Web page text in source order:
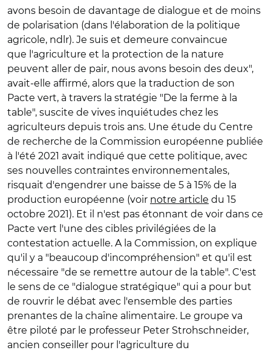
avons besoin de davantage de dialogue et de moins
de polarisation (dans l'élaboration de la politique
agricole, ndlr). Je suis et demeure convaincue
que l'agriculture et la protection de la nature
peuvent aller de pair, nous avons besoin des deux",
avait-elle affirmé, alors que la traduction de son
Pacte vert, à travers la stratégie "De la ferme à la
table", suscite de vives inquiétudes chez les
agriculteurs depuis trois ans. Une étude du Centre
de recherche de la Commission européenne publiée
à l'été 2021 avait indiqué que cette politique, avec
ses nouvelles contraintes environnementales,
risquait d'engendrer une baisse de 5 à 15% de la
production européenne (voir notre article du 15
octobre 2021). Et il n'est pas étonnant de voir dans ce
Pacte vert l'une des cibles privilégiées de la
contestation actuelle. A la Commission, on explique
qu'il y a "beaucoup d'incompréhension" et qu'il est
nécessaire "de se remettre autour de la table". C'est
le sens de ce "dialogue stratégique" qui a pour but
de rouvrir le débat avec l'ensemble des parties
prenantes de la chaîne alimentaire. Le groupe va
être piloté par le professeur Peter Strohschneider,
ancien conseiller pour l'agriculture du